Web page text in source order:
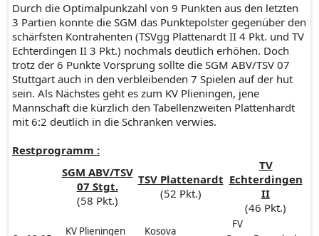
Durch die Optimalpunkzahl von 9 Punkten aus den letzten
3 Partien konnte die SGM das Punktepolster gegenüber den
schärfsten Kontrahenten (TSVgg Plattenardt II 4 Pkt. und TV
Echterdingen II 3 Pkt.) nochmals deutlich erhöhen. Doch
trotz der 6 Punkte Vorsprung sollte die SGM ABV/TSV 07
Stuttgart auch in den verbleibenden 7 Spielen auf der hut
sein. Als Nächstes geht es zum KV Plieningen, jene
Mannschaft die kürzlich den Tabellenzweiten Plattenhardt
mit 6:2 deutlich in die Schranken verwies.
Restprogramm :
SGM ABV/TSV
07 Stgt.
(58 Pkt.)
TSV Plattenardt
(52 Pkt.)
TV
Echterdingen
II
(46 Pkt.)
KV Plieningen
Kosova
FV